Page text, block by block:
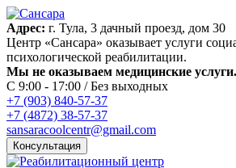
Адрес: г. Тула, 3 дачный проезд, дом 30
Центр «Сансара» оказывает услуги
психологической реабилитации.
Мы не оказываем медицинские услуги.
C 9:00 - 17:00 / Без выходных
+7 (903) 840-57-37
+7 (4872) 38-57-37
sansaracoolcentr@gmail.com
Консультация